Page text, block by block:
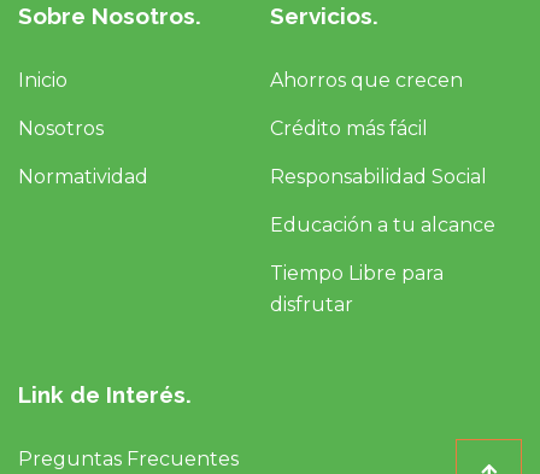
Sobre Nosotros.
Inicio
Nosotros
Normatividad
Servicios.
Ahorros que crecen
Crédito más fácil
Responsabilidad Social
Educación a tu alcance
Tiempo Libre para
disfrutar
Link de Interés.
Preguntas Frecuentes